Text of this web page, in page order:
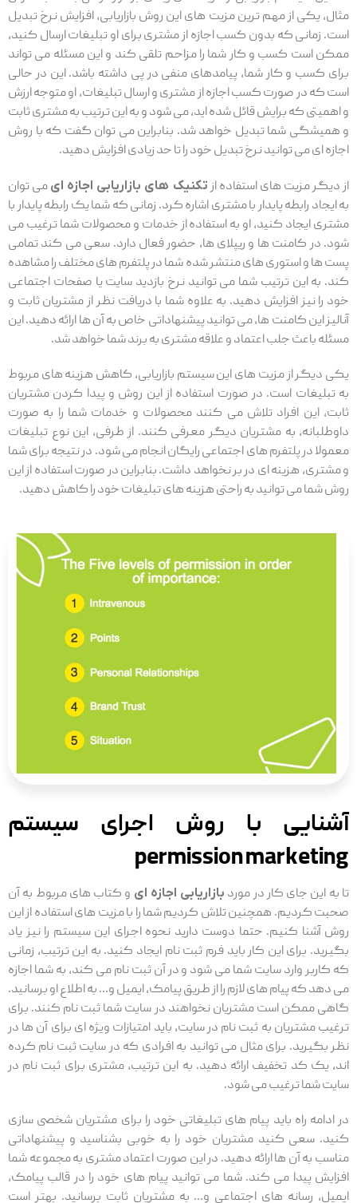
مثال، یکی از مهم ترین مزیت های این روش بازاریابی، افزایش نرخ تبدیل
است. زمانی که بدون کسب اجازه از مشتری برای او تبلیغات ارسال کنید،
ممکن است کسب و کار شما را مزاحم تلقی کند و این مسئله می تواند
برای کسب و کار شما، پیامدهای منفی در پی داشته باشد. این در حالی
است که در صورت کسب اجازه از مشتری و ارسال تبلیغات، او متوجه ارزش
و اهمیتی که برایش قائل شده اید، می شود و به این ترتیب به مشتری ثابت
و همیشگی شما تبدیل خواهد شد. بنابراین می توان گفت که با روش
اجازه ای می توانید نرخ تبدیل خود را تا حد زیادی افزایش دهید.
از دیگر مزیت های استفاده از تکنیک های بازاریابی اجازه ای می توان
به ایجاد رابطه پایدار با مشتری اشاره کرد. زمانی که شما یک رابطه پایدار با
مشتری ایجاد کنید، او به استفاده از خدمات و محصولات شما ترغیب می
شود. در کامنت ها و ریپلای ها، حضور فعال دارد. سعی می کند تمامی
پست ها و استوری های منتشر شده شما در پلتفرم های مختلف را مشاهده
کند. به این ترتیب شما می توانید نرخ بازدید سایت یا صفحات اجتماعی
خود را نیز افزایش دهید. به علاوه شما با دریافت نظر از مشتریان ثابت و
آنالیز این کامنت ها، می توانید پیشنهاداتی خاص به آن ها ارائه دهید. این
مسئله باعث جلب اعتماد و علاقه مشتری به برند شما خواهد شد.
یکی دیگر از مزیت های این سیستم بازاریابی، کاهش هزینه های مربوط
به تبلیغات است. در صورت استفاده از این روش و پیدا کردن مشتریان
ثابت، این افراد تلاش می کنند محصولات و خدمات شما را به صورت
داوطلبانه، به مشتریان دیگر معرفی کنند. از طرفی، این نوع تبلیغات
معمولا در پلتفرم های اجتماعی رایگان انجام می شود. در نتیجه برای شما
و مشتری، هزینه ای در بر نخواهد داشت. بنابراین در صورت استفاده از این
روش شما می توانید به راحتی هزینه های تبلیغات خود را کاهش دهید.
آشنایی با روش اجرای سیستم
permission marketing
تا به این جای کار در مورد بازاریابی اجازه ای و کتاب های مربوط به آن
صحبت کردیم. همچنین تلاش کردیم شما را با مزیت های استفاده از این
روش آشنا کنیم. حتما دوست دارید نحوه اجرای این سیستم را نیز یاد
بگیرید. برای این کار باید فرم ثبت نام ایجاد کنید. به این ترتیب، زمانی
که کاربر وارد سایت شما می شود و در آن ثبت نام می کند، به شما اجازه
می دهد که پیام های لازم را از طریق پیامک، ایمیل و… به اطلاع او برسانید.
گاهی ممکن است مشتریان نخواهند در سایت شما ثبت نام کنند. برای
ترغیب مشتریان به ثبت نام در سایت، باید امتیازات ویژه ای برای آن ها در
نظر بگیرید. برای مثال می توانید به افرادی که در سایت ثبت نام کرده
اند، یک کد تخفیف ارائه دهید. به این ترتیب، مشتری برای ثبت نام در
سایت شما ترغیب می شود.
در ادامه راه باید پیام های تبلیغاتی خود را برای مشتریان شخصی سازی
کنید. سعی کنید مشتریان خود را به خوبی بشناسید و پیشنهاداتی
مناسب به آن ها ارائه دهید. در این صورت اعتماد مشتری به مجموعه شما
افزایش پیدا می کند. شما می توانید پیام های خود را در قالب پیامک،
ایمیل، رسانه های اجتماعی و… به مشتریان ثابت برسانید. بهتر است